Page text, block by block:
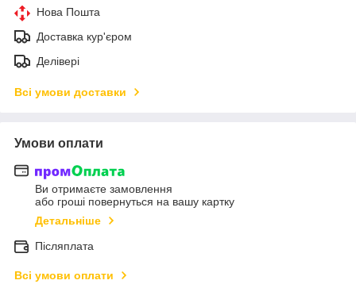
Нова Пошта
Доставка кур'єром
Делівері
Всі умови доставки
Умови оплати
Ви отримаєте замовлення
або гроші повернуться на вашу картку
Детальніше
Післяплата
Всі умови оплати